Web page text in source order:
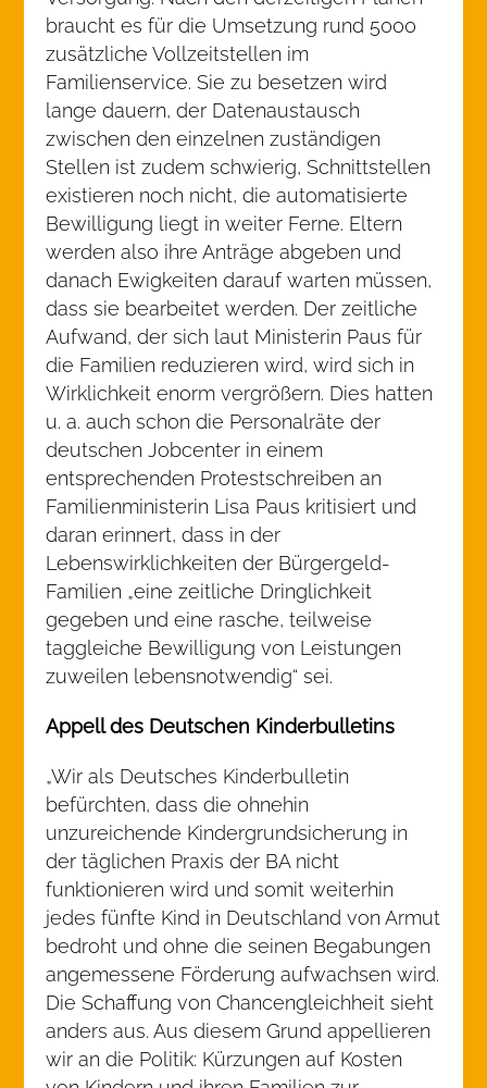
braucht es für die Umsetzung rund 5000
zusätzliche Vollzeitstellen im
Familienservice. Sie zu besetzen wird
lange dauern, der Datenaustausch
zwischen den einzelnen zuständigen
Stellen ist zudem schwierig, Schnittstellen
existieren noch nicht, die automatisierte
Bewilligung liegt in weiter Ferne. Eltern
werden also ihre Anträge abgeben und
danach Ewigkeiten darauf warten müssen,
dass sie bearbeitet werden. Der zeitliche
Aufwand, der sich laut Ministerin Paus für
die Familien reduzieren wird, wird sich in
Wirklichkeit enorm vergrößern. Dies hatten
u. a. auch schon die Personalräte der
deutschen Jobcenter in einem
entsprechenden Protestschreiben an
Familienministerin Lisa Paus kritisiert und
daran erinnert, dass in der
Lebenswirklichkeiten der Bürgergeld-
Familien „eine zeitliche Dringlichkeit
gegeben und eine rasche, teilweise
taggleiche Bewilligung von Leistungen
zuweilen lebensnotwendig“ sei.
Appell des Deutschen Kinderbulletins
„Wir als Deutsches Kinderbulletin
befürchten, dass die ohnehin
unzureichende Kindergrundsicherung in
der täglichen Praxis der BA nicht
funktionieren wird und somit weiterhin
jedes fünfte Kind in Deutschland von Armut
bedroht und ohne die seinen Begabungen
angemessene Förderung aufwachsen wird.
Die Schaffung von Chancengleichheit sieht
anders aus. Aus diesem Grund appellieren
wir an die Politik: Kürzungen auf Kosten